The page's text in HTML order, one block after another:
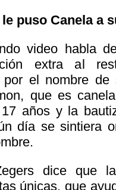
puso Canela a
video habla
extra al
por el nombre
que es
años y la
día se sintiera
dice que
únicas, que